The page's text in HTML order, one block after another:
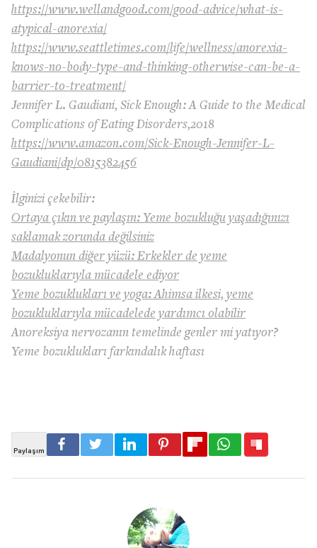
https://www.wellandgood.com/good-advice/what-is-
atypical-anorexia/
https://www.seattletimes.com/life/wellness/anorexia-
knows-no-body-type-and-thinking-otherwise-can-be-a-
barrier-to-treatment/
Jennifer L. Gaudiani, Sick Enough: A Guide to the Medical
Complications of Eating Disorders,2018
https://www.amazon.com/Sick-Enough-Jennifer-L-
Gaudiani/dp/0815382456
İlginizi çekebilir:
Ortaya çıkın ve paylaşın: Yeme bozukluğu yaşadığınızı
saklamak zorunda değilsiniz
Madalyonun diğer yüzü: Erkekler de yeme
bozukluklarıyla mücadele ediyor
Yeme bozuklukları ve yoga: Ahimsa ilkesi, yeme
bozukluklarıyla mücadelede yardımcı olabilir
Anoreksiya nervozanın temelinde genler mi yatıyor?
Yeme bozuklukları farkındalık haftası